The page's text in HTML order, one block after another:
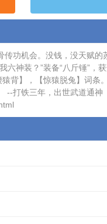
传功机会。没钱，没天赋
神装？”装备“八斤锤”
猿背】，【惊猿脱兔】
--打铁三年，出世武道通神